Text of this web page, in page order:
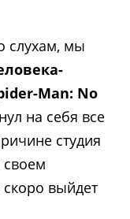
слухам, мы
Man: No
на себя все
студия
выйдет